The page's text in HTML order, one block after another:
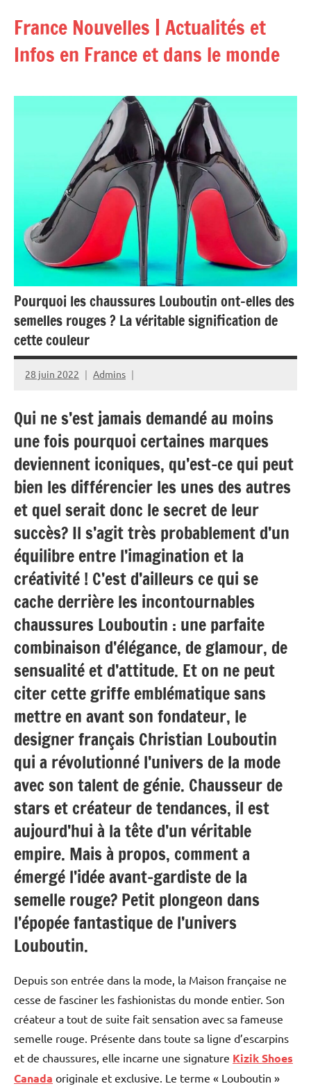
contenu
France Nouvelles | Actualités et
Infos en France et dans le monde
Pourquoi les chaussures Louboutin ont-elles des
semelles rouges ? La véritable signification de
cette couleur
28 juin 2022 Admins
Qui ne s’est jamais demandé au moins
une fois pourquoi certaines marques
deviennent iconiques, qu’est-ce qui peut
bien les différencier les unes des autres
et quel serait donc le secret de leur
succès? Il s’agit très probablement d’un
équilibre entre l’imagination et la
créativité ! C’est d’ailleurs ce qui se
cache derrière les incontournables
chaussures Louboutin : une parfaite
combinaison d’élégance, de glamour, de
sensualité et d’attitude. Et on ne peut
citer cette griffe emblématique sans
mettre en avant son fondateur, le
designer français Christian Louboutin
qui a révolutionné l’univers de la mode
avec son talent de génie. Chausseur de
stars et créateur de tendances, il est
aujourd’hui à la tête d’un véritable
empire. Mais à propos, comment a
émergé l’idée avant-gardiste de la
semelle rouge? Petit plongeon dans
l’épopée fantastique de l’univers
Louboutin.
Depuis son entrée dans la mode, la Maison française ne
cesse de fasciner les fashionistas du monde entier. Son
créateur a tout de suite fait sensation avec sa fameuse
semelle rouge. Présente dans toute sa ligne d’escarpins
et de chaussures, elle incarne une signature Kizik Shoes
Canada originale et exclusive. Le terme « Louboutin »